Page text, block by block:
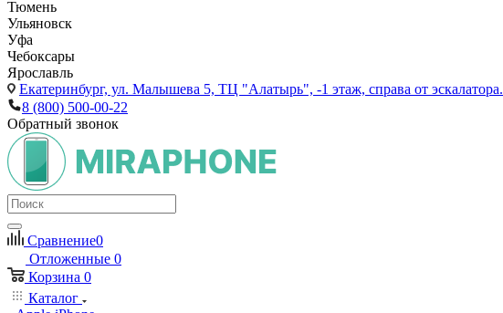
Тюмень
Ульяновск
Уфа
Чебоксары
Ярославль
Екатеринбург, ул. Малышева 5, ТЦ "Алатырь", -1 этаж, справа от эскалатора.
8 (800) 500-00-22
Обратный звонок
Сравнение0
Отложенные 0
Корзина 0
Каталог